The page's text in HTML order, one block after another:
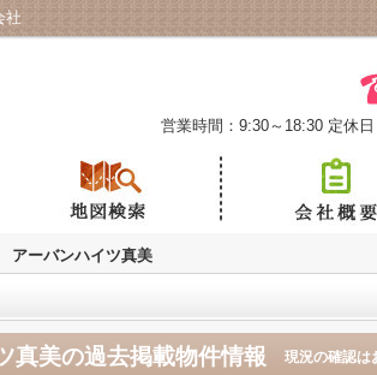
社
営業時間：9:30～18:30 定休
アーバンハイツ真美
真美の過去掲載物件情報 現況の確認は